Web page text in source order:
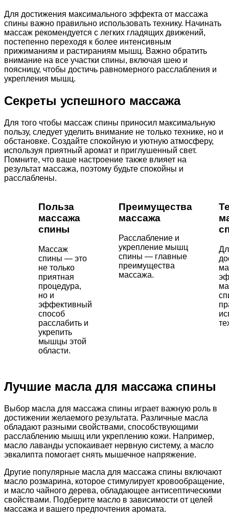
Для достижения максимального эффекта от массажа
спины важно правильно использовать технику. Начинать
массаж рекомендуется с легких гладящих движений,
постепенно переходя к более интенсивным
прижиманиям и растираниям мышц. Важно обратить
внимание на все участки спины, включая шею и
поясницу, чтобы достичь равномерного расслабления и
укрепления мышц.
Секреты успешного массажа
Для того чтобы массаж спины приносил максимальную
пользу, следует уделить внимание не только технике, но и
обстановке. Создайте спокойную и уютную атмосферу,
используя приятный аромат и приглушенный свет.
Помните, что ваше настроение также влияет на
результат массажа, поэтому будьте спокойны и
расслаблены.
Польза
массажа
спины
Массаж
спины — это
не только
приятная
процедура,
но и
эффективный
способ
расслабить и
укрепить
мышцы этой
области.
Преимущества
массажа
Расслабление и
укрепление мышц
спины — главные
преимущества
массажа.
Лучшие масла для массажа спины
Выбор масла для массажа спины играет важную роль в
достижении желаемого результата. Различные масла
обладают разными свойствами, способствующими
расслаблению мышц или укреплению кожи. Например,
масло лаванды успокаивает нервную систему, а масло
эвкалипта помогает снять мышечное напряжение.
Другие популярные масла для массажа спины включают
масло розмарина, которое стимулирует кровообращение,
и масло чайного дерева, обладающее антисептическими
свойствами. Подберите масло в зависимости от целей
массажа и вашего предпочтения аромата.